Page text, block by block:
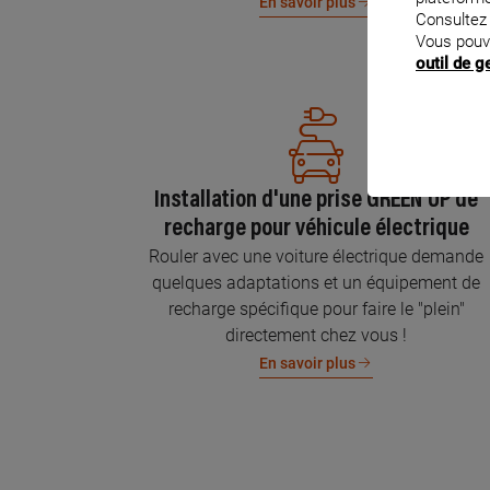
Installation d'une prise GREEN'UP de
recharge pour véhicule électrique
Rouler avec une voiture électrique demande
quelques adaptations et un équipement de
recharge spécifique pour faire le "plein"
directement chez vous !
En savoir plus
Vous
outil de